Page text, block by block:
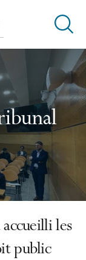
Ouvrir
de
les
public